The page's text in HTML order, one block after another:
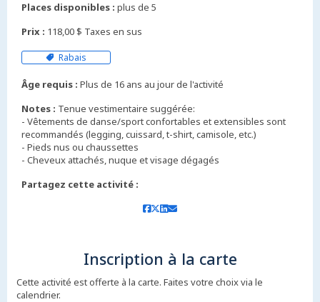
Places disponibles : plus de 5
Prix : 118,00 $ Taxes en sus
Rabais
Âge requis : Plus de 16 ans au jour de l'activité
Notes : Tenue vestimentaire suggérée:
- Vêtements de danse/sport confortables et extensibles sont
recommandés (legging, cuissard, t-shirt, camisole, etc.)
- Pieds nus ou chaussettes
Partagez cette activité :
Inscription à la carte
Cette activité est offerte à la carte. Faites votre choix via le
calendrier.